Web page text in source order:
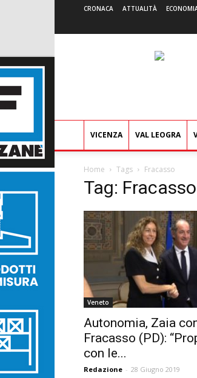
CRONACA ATTUALITÀ
VICENZA VAL LEOGRA
Home Tags Fracasso
Tag: Fracasso
Veneto
Autonomia, Zaia
Fracasso (PD):
con le...
Redazione - 28 Giugno 2019